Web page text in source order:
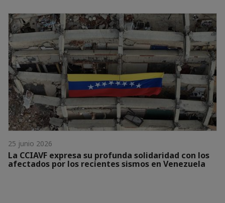
25 junio 2026
La CCIAVF expresa su profunda solidaridad con los
afectados por los recientes sismos en Venezuela